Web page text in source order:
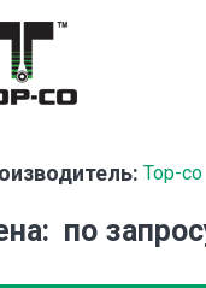
Top-co
по